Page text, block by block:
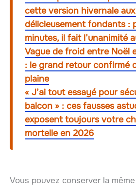
cette version hivernale
délicieusement fondants :
minutes, il fait l’unanimité
Vague de froid entre Noël
: le grand retour confirmé
plaine
« J’ai tout essayé pour
balcon » : ces fausses
exposent toujours votre
mortelle en 2026
Vous pouvez conserver la